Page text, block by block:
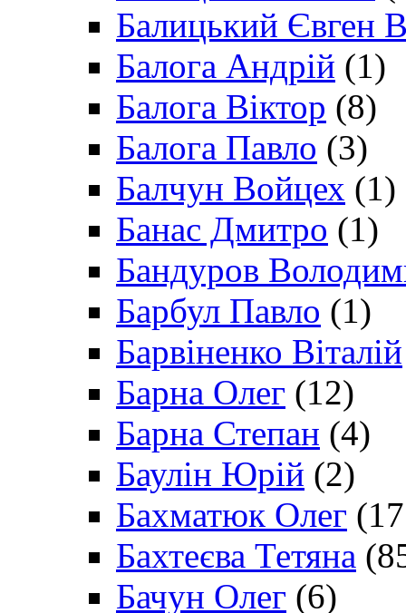
Балицький Євген
Балога Андрій (1)
Балога Віктор (8)
Балога Павло (3)
Балчун Войцех (1)
Банас Дмитро (1)
Бандуров
Барбул Павло (1)
Барвіненко Віталій
Барна Олег (12)
Барна Степан (4)
Баулін Юрій (2)
Бахматюк Олег
Бахтеєва Тетяна
Бачун Олег (6)